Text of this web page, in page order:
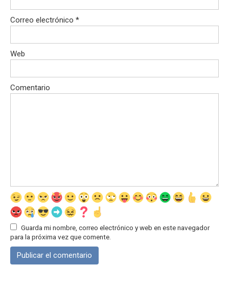
Correo electrónico *
Web
Comentario
Guarda mi nombre, correo electrónico y web en este navegador
para la próxima vez que comente.